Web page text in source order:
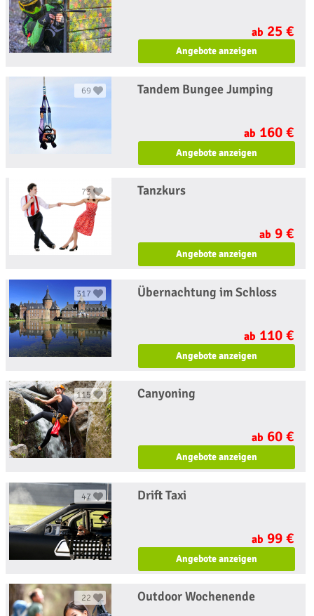
ab 25 €
Angebote anzeigen
69 Tandem Bungee Jumping
ab 160 €
Angebote anzeigen
73 Tanzkurs
ab 9 €
Angebote anzeigen
317 Übernachtung im Schloss
ab 110 €
Angebote anzeigen
115 Canyoning
ab 60 €
Angebote anzeigen
47 Drift Taxi
ab 99 €
Angebote anzeigen
22 Outdoor Wochenende